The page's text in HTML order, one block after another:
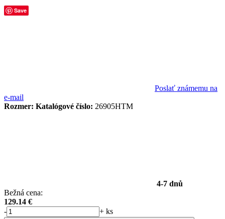
Save
Poslať známemu na
e-mail
Rozmer: Katalógové číslo: 26905HTM
4-7 dnů
Bežná cena:
129.14 €
-
+ ks